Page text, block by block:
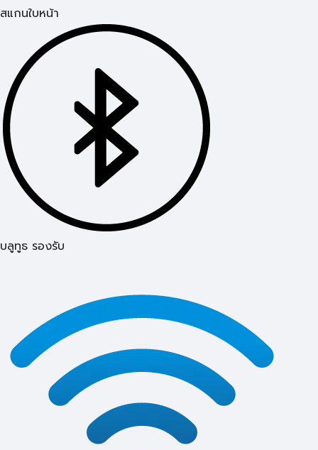
สแกนใบหน้า
บลูทูธ รองรับ